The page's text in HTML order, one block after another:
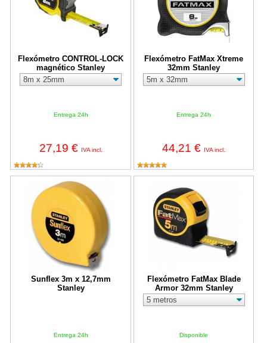
Flexómetro CONTROL-LOCK
magnético Stanley
Entrega 24h
27,19 € IVA incl.
Flexómetro FatMax Xtreme
32mm Stanley
Entrega 24h
44,21 € IVA incl.
Sunflex 3m x 12,7mm
Stanley
Entrega 24h
Sunflex 3m x 12,7mm Stanley
Flexómetro FatMax Blade
Armor 32mm Stanley
Disponible